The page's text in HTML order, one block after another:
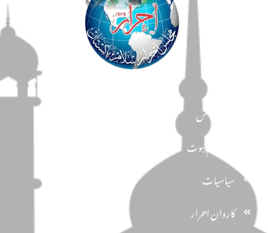
دین و دانش
تحفظ ختم نبوت
سیاسیات
کاروان احرار